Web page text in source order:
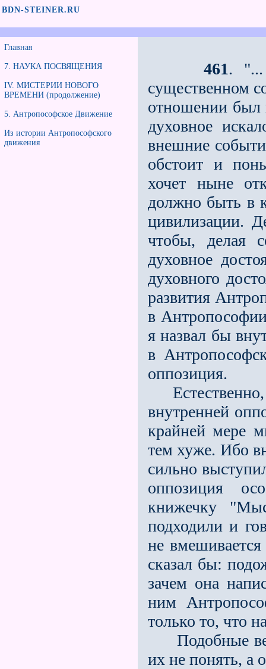
BDN-STEINER.RU
Главная
7. НАУКА ПОСВЯЩЕНИЯ
IV. МИСТЕРИИ НОВОГО
ВРЕМЕНИ (продолжение)
5. Антропософское Движение
Из истории Антропософского
движения
461. "...
существенном
отношении был
духовное
внешние
обстоит и
хочет ныне
должно быть в
цивилизации.
чтобы, делая
духовное
духовного
развития
в Антропософии
я назвал бы
в
оппозиция.
Естественно,
внутренней
крайней мере
тем хуже. Ибо
сильно
оппозиция
книжечку
подходили и
не
сказал бы:
зачем она
ним
только то, что
Подобные
их не понять, а